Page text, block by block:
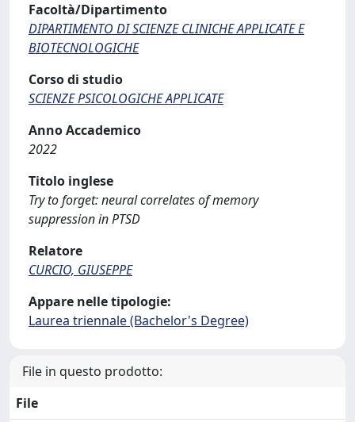
Facoltà/Dipartimento
DIPARTIMENTO DI SCIENZE CLINICHE APPLICATE E
BIOTECNOLOGICHE
Corso di studio
SCIENZE PSICOLOGICHE APPLICATE
Anno Accademico
2022
Titolo inglese
Try to forget: neural correlates of memory
suppression in PTSD
Relatore
CURCIO, GIUSEPPE
Appare nelle tipologie:
Laurea triennale (Bachelor's Degree)
File in questo prodotto:
File